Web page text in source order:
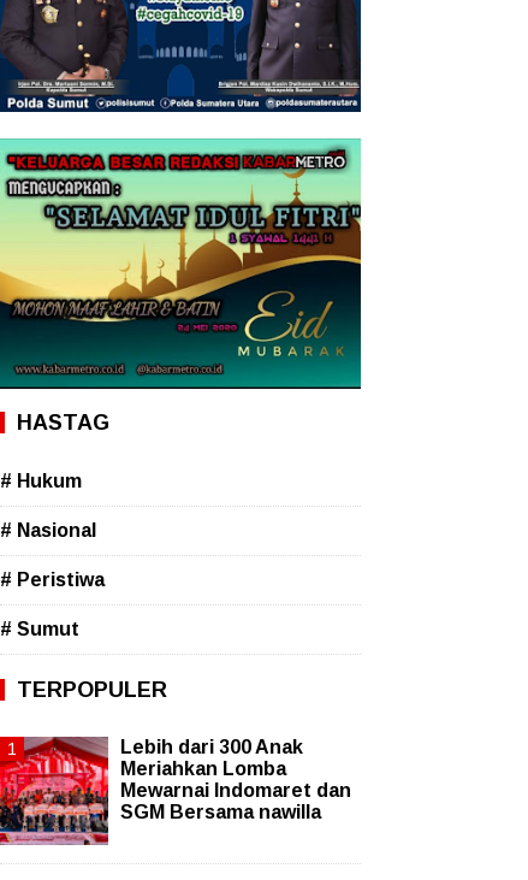
HASTAG
# Hukum
# Nasional
# Peristiwa
# Sumut
TERPOPULER
Lebih dari 300 Anak
Meriahkan Lomba
Mewarnai Indomaret dan
SGM Bersama nawilla